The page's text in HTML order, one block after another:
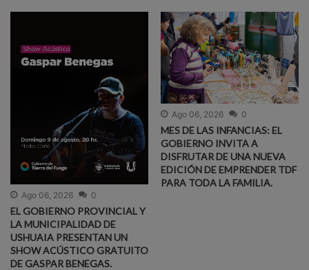
Ago 06, 2026 0
EL GOBIERNO PROVINCIAL Y
LA MUNICIPALIDAD DE
USHUAIA PRESENTAN UN
SHOW ACÚSTICO GRATUITO
DE GASPAR BENEGAS.
Ago 06, 2026 0
MES DE LAS INFANCIAS: EL
GOBIERNO INVITA A
DISFRUTAR DE UNA NUEVA
EDICIÓN DE EMPRENDER TDF
PARA TODA LA FAMILIA.